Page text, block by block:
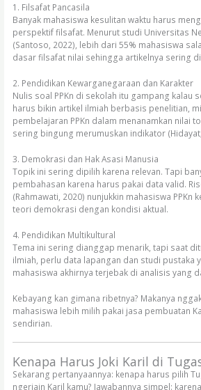
1. Filsafat Pancasila
Banyak mahasiswa kesulitan waktu harus
perspektif filsafat. Menurut studi Universitas
(Santoso, 2022), lebih dari 55% mahasiswa
dasar filsafat nilai sehingga artikelnya sering
2. Pendidikan Kewarganegaraan dan Karakter
Nulis soal PPKn di sekolah itu gampang kalau
harus bikin artikel ilmiah berbasis penelitian,
pembelajaran PPKn dalam menanamkan nilai
sering bingung merumuskan indikator
3. Demokrasi dan Hak Asasi Manusia
Topik ini sering dipilih karena relevan. Tapi
pembahasan karena harus pakai data valid.
(Rahmawati, 2020) nunjukkin mahasiswa PPKn
teori demokrasi dengan kondisi aktual.
4. Pendidikan Multikultural
Tema ini sering dianggap menarik, tapi saat
ilmiah, perlu data lapangan dan studi pustaka
mahasiswa akhirnya terjebak di analisis yang
Kebayang kan gimana ribetnya? Makanya
mahasiswa lebih milih pakai jasa pembuatan
sendirian.
Kenapa Harus Joki Karil di
Sekarang pertanyaannya: kenapa harus pilih
ngerjain Karil kamu? Jawabannya simpel: